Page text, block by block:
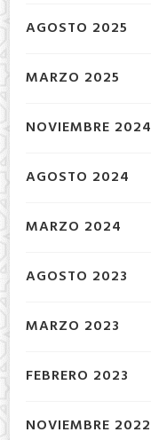
AGOSTO 2025
MARZO 2025
NOVIEMBRE 2024
AGOSTO 2024
MARZO 2024
AGOSTO 2023
MARZO 2023
FEBRERO 2023
NOVIEMBRE 2022